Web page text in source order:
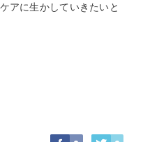
アに生かしていきたいと